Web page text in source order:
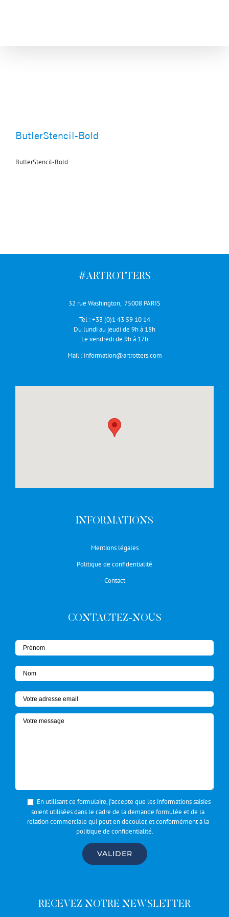
ButlerStencil-Bold
ButlerStencil-Bold
#ARTROTTERS
32 rue Washington, 75008 PARIS
Tel :+33 (0)1 43 59 10 14
Du lundi au jeudi de 9h à 18h
Le vendredi de 9h à 17h
Mail : information@artrotters.com
INFORMATIONS
Mentions légales
Politique de confidentialité
Contact
CONTACTEZ-NOUS
En utilisant ce formulaire, j’accepte que les informations saisies
soient utilisées dans le cadre de la demande formulée et de la
relation commerciale qui peut en découler, et conformément à la
politique de confidentialité.
RECEVEZ NOTRE NEWSLETTER